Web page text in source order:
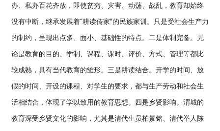
办、私办百花齐放，即使贫穷、灾害、动荡、战乱，教育却始终
没有中断，继承发展着“耕读传家”的民族家训。只是受社会生产力
的制约，呈现出点多、面小、基础性的特点。二是体制完备。无
论是教育的目的、学制、课程、课时、评价、方式、管理等都比
较成熟，具有当代教育的雏形。三是耕读结合。开学的时间、放
假的时间、开设的课程、对学生的要求，都与生产劳动和社会生
活相结合，体现了学以致用的教育思想。四是乡贤影响。渭城的
教育深受乡贤文化的影响，尤其是清代生员柏景铭、清代举人陈